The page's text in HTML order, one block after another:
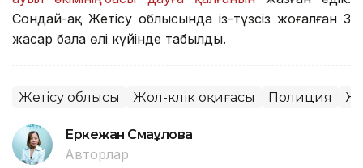
Сондай-ақ Жетісу облысында із-түзсіз жоғалған 3
жасар бала өлі күйінде табылды.
Жетісу облысы Жол-көлік оқиғасы Полиция
Еркежан Смағұлова
Авторлар